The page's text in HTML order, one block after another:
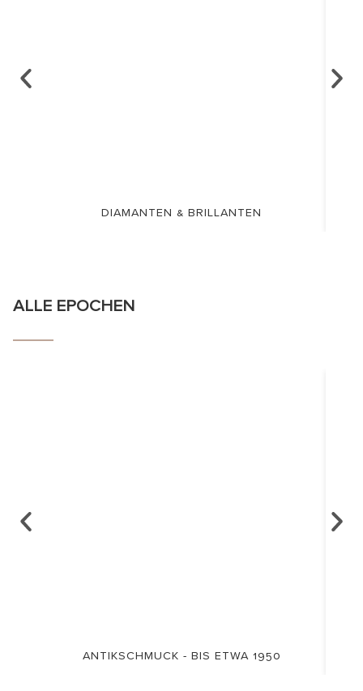
DIAMANTEN & BRILLANTEN
ALLE EPOCHEN
ANTIKSCHMUCK - BIS ETWA 1950